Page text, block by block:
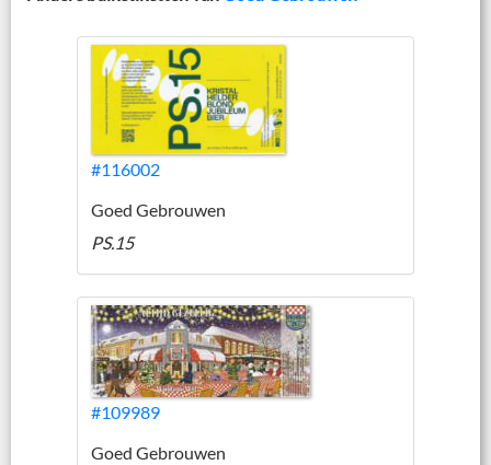
#116002
Goed Gebrouwen
PS.15
#109989
Goed Gebrouwen